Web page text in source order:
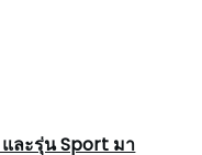
และรุ่น Sport มา